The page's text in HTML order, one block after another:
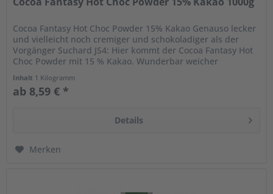
Cocoa Fantasy Hot Choc Powder 15% Kakao Genauso lecker
und vielleicht noch cremiger und schokoladiger als der
Vorgänger Suchard JS4: Hier kommt der Cocoa Fantasy Hot
Choc Powder mit 15 % Kakao. Wunderbar weicher
Inhalt 1 Kilogramm
ab 8,59 € *
Details
Merken